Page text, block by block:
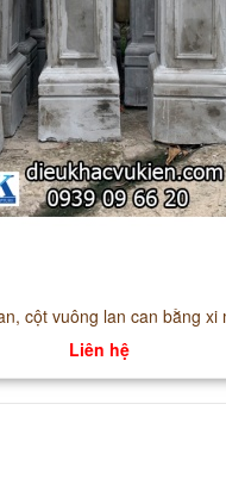
cột vuông lan can bằng xi
Liên hệ